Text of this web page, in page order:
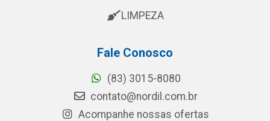
LIMPEZA
Fale Conosco
(83) 3015-8080
contato@nordil.com.br
Acompanhe nossas ofertas